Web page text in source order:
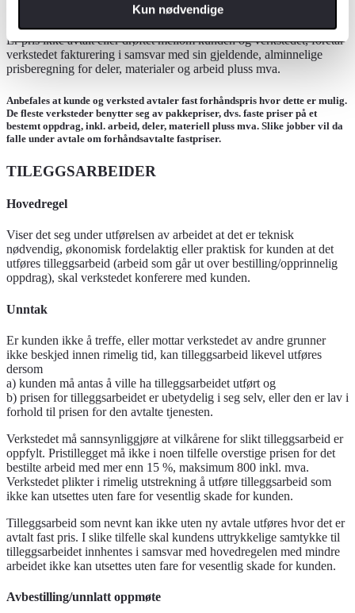
Kun nødvendige
Oppdrag hvor det ikke er gitt fastpris eller prisoverslag
Er pris ikke avtalt eller drøftet mellom kunden og verkstedet, foretar
verkstedet fakturering i samsvar med sin gjeldende, alminnelige
prisberegning for deler, materialer og arbeid pluss mva.
Anbefales at kunde og verksted avtaler fast forhåndspris hvor dette er mulig.
De fleste verksteder benytter seg av pakkepriser, dvs. faste priser på et
bestemt oppdrag, inkl. arbeid, deler, materiell pluss mva. Slike jobber vil da
falle under avtale om forhåndsavtalte fastpriser.
TILEGGSARBEIDER
Hovedregel
Viser det seg under utførelsen av arbeidet at det er teknisk
nødvendig, økonomisk fordelaktig eller praktisk for kunden at det
utføres tilleggsarbeid (arbeid som går ut over bestilling/opprinnelig
oppdrag), skal verkstedet konferere med kunden.
Unntak
Er kunden ikke å treffe, eller mottar verkstedet av andre grunner
ikke beskjed innen rimelig tid, kan tilleggsarbeid likevel utføres
dersom
a) kunden må antas å ville ha tilleggsarbeidet utført og
b) prisen for tilleggsarbeidet er ubetydelig i seg selv, eller den er lav i
forhold til prisen for den avtalte tjenesten.
Verkstedet må sannsynliggjøre at vilkårene for slikt tilleggsarbeid er
oppfylt. Pristillegget må ikke i noen tilfelle overstige prisen for det
bestilte arbeid med mer enn 15 %, maksimum 800 inkl. mva.
Verkstedet plikter i rimelig utstrekning å utføre tilleggsarbeid som
ikke kan utsettes uten fare for vesentlig skade for kunden.
Tilleggsarbeid som nevnt kan ikke uten ny avtale utføres hvor det er
avtalt fast pris. I slike tilfelle skal kundens uttrykkelige samtykke til
tilleggsarbeidet innhentes i samsvar med hovedregelen med mindre
arbeidet ikke kan utsettes uten fare for vesentlig skade for kunden.
Avbestilling/unnlatt oppmøte